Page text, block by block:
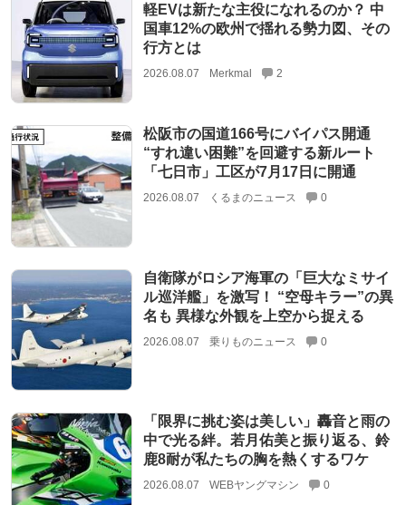
軽EVは新たな主役になれるのか？ 中
国車12%の欧州で揺れる勢力図、その
行方とは
2026.08.07 Merkmal 2
松阪市の国道166号にバイパス開通
“すれ違い困難”を回避する新ルート
「七日市」工区が7月17日に開通
2026.08.07 くるまのニュース 0
自衛隊がロシア海軍の「巨大なミサイ
ル巡洋艦」を激写！ “空母キラー”の異
名も 異様な外観を上空から捉える
2026.08.07 乗りものニュース 0
「限界に挑む姿は美しい」轟音と雨の
中で光る絆。若月佑美と振り返る、鈴
鹿8耐が私たちの胸を熱くするワケ
2026.08.07 WEBヤングマシン 0